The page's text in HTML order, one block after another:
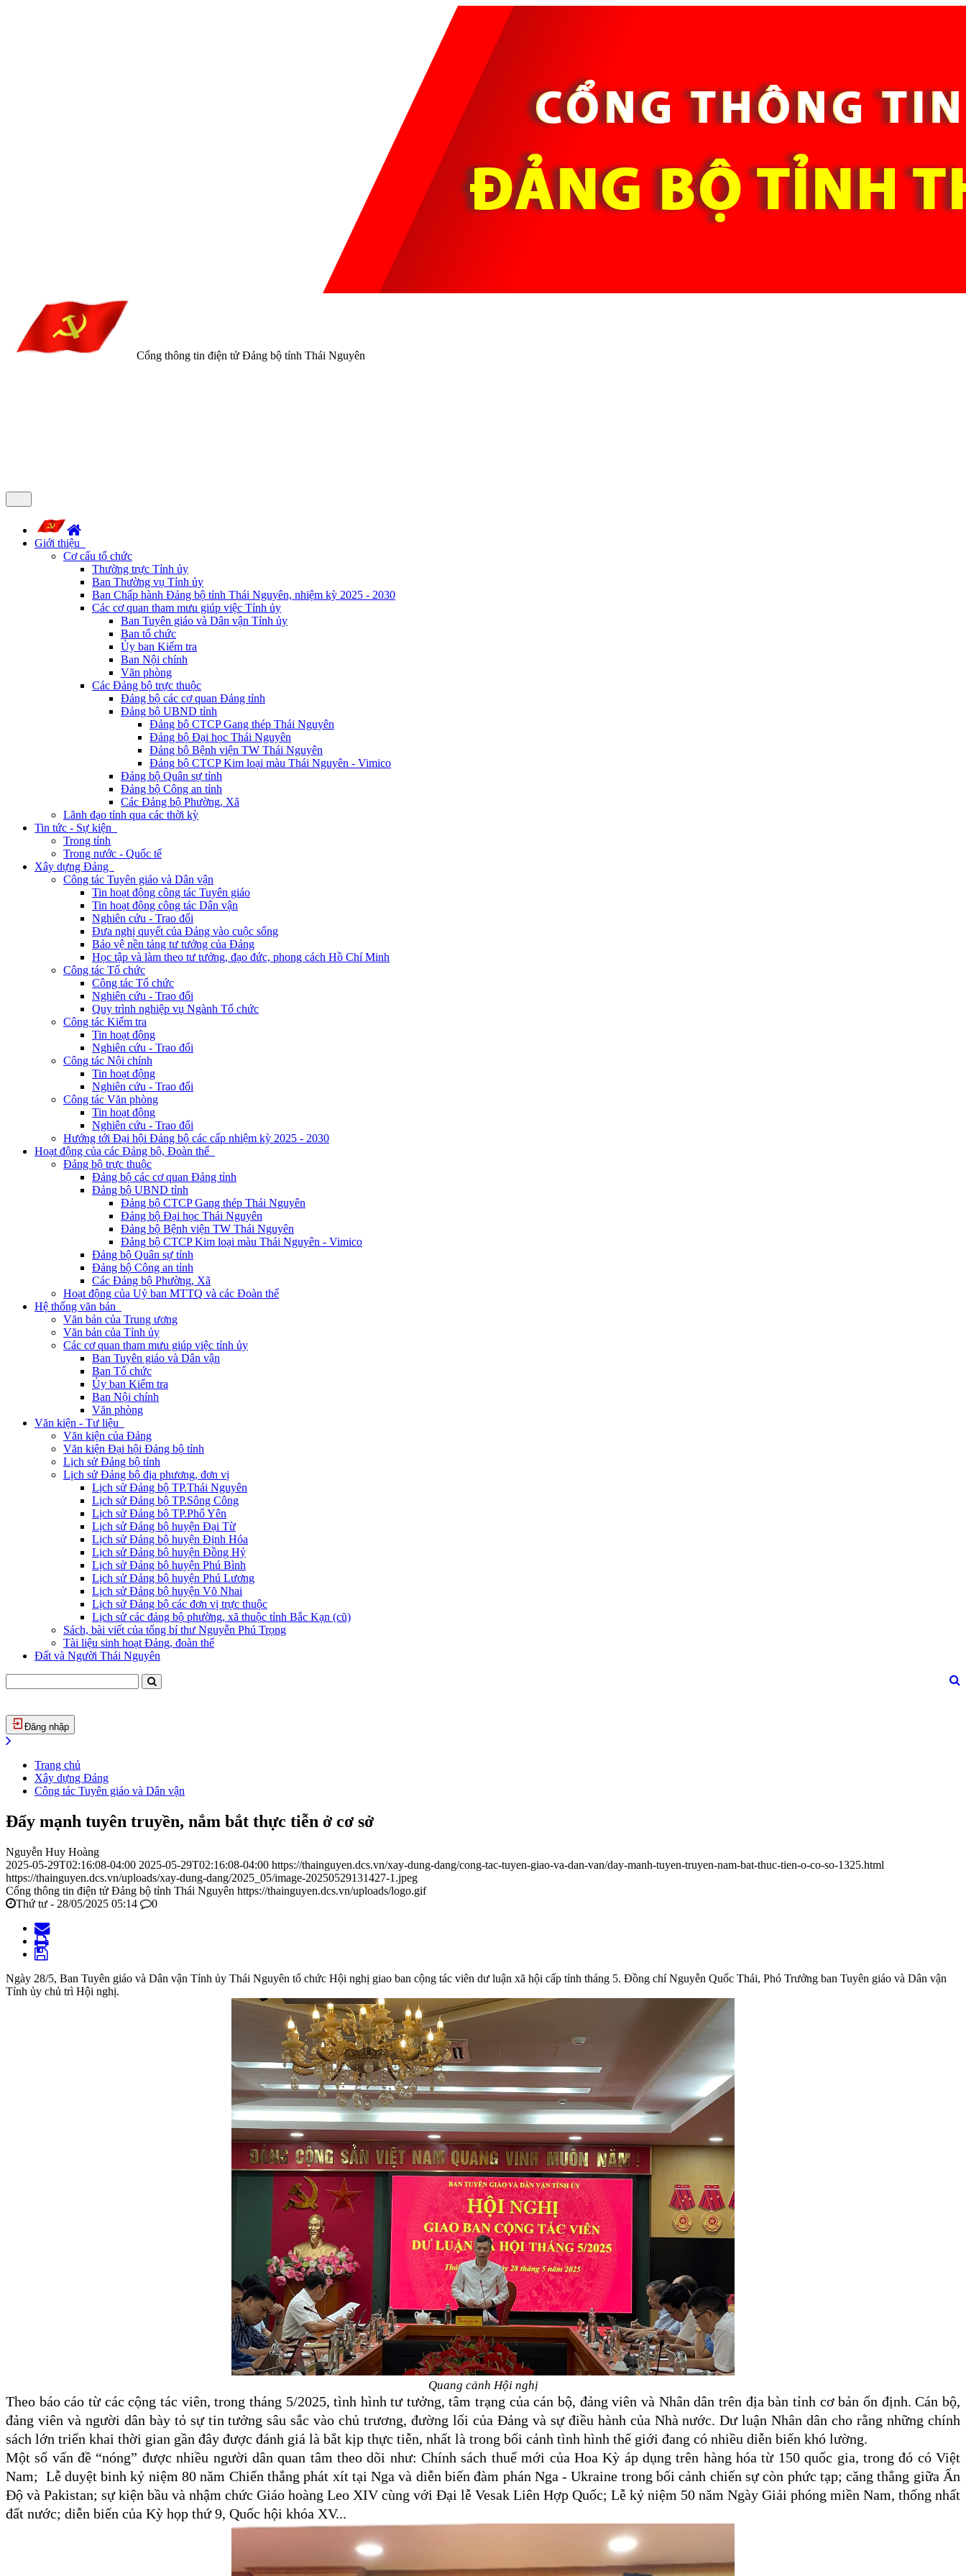
Cổng thông tin điện tử Đảng bộ tỉnh Thái Nguyên
Giới thiệu
Cơ cấu tổ chức
Thường trực Tỉnh ủy
Ban Thường vụ Tỉnh ủy
Ban Chấp hành Đảng bộ tỉnh Thái Nguyên, nhiệm kỳ 2025 - 2030
Các cơ quan tham mưu giúp việc Tỉnh ủy
Ban Tuyên giáo và Dân vận Tỉnh ủy
Ban tổ chức
Ủy ban Kiểm tra
Ban Nội chính
Văn phòng
Các Đảng bộ trực thuộc
Đảng bộ các cơ quan Đảng tỉnh
Đảng bộ UBND tỉnh
Đảng bộ CTCP Gang thép Thái Nguyên
Đảng bộ Đại học Thái Nguyên
Đảng bộ Bệnh viện TW Thái Nguyên
Đảng bộ CTCP Kim loại màu Thái Nguyên - Vimico
Đảng bộ Quân sự tỉnh
Đảng bộ Công an tỉnh
Các Đảng bộ Phường, Xã
Lãnh đạo tỉnh qua các thời kỳ
Tin tức - Sự kiện
Trong tỉnh
Trong nước - Quốc tế
Xây dựng Đảng
Công tác Tuyên giáo và Dân vận
Tin hoạt động công tác Tuyên giáo
Tin hoạt động công tác Dân vận
Nghiên cứu - Trao đổi
Đưa nghị quyết của Đảng vào cuộc sống
Bảo vệ nền tảng tư tưởng của Đảng
Học tập và làm theo tư tưởng, đạo đức, phong cách Hồ Chí Minh
Công tác Tổ chức
Công tác Tổ chức
Nghiên cứu - Trao đổi
Quy trình nghiệp vụ Ngành Tổ chức
Công tác Kiểm tra
Tin hoạt động
Nghiên cứu - Trao đổi
Công tác Nội chính
Tin hoạt động
Nghiên cứu - Trao đổi
Công tác Văn phòng
Tin hoạt động
Nghiên cứu - Trao đổi
Hướng tới Đại hội Đảng bộ các cấp nhiệm kỳ 2025 - 2030
Hoạt động của các Đảng bộ, Đoàn thể
Đảng bộ trực thuộc
Đảng bộ các cơ quan Đảng tỉnh
Đảng bộ UBND tỉnh
Đảng bộ CTCP Gang thép Thái Nguyên
Đảng bộ Đại học Thái Nguyên
Đảng bộ Bệnh viện TW Thái Nguyên
Đảng bộ CTCP Kim loại màu Thái Nguyên - Vimico
Đảng bộ Quân sự tỉnh
Đảng bộ Công an tỉnh
Các Đảng bộ Phường, Xã
Hoạt động của Uỷ ban MTTQ và các Đoàn thể
Hệ thống văn bản
Văn bản của Trung ương
Văn bản của Tỉnh ủy
Các cơ quan tham mưu giúp việc tỉnh ủy
Ban Tuyên giáo và Dân vận
Ban Tổ chức
Ủy ban Kiểm tra
Ban Nội chính
Văn phòng
Văn kiện - Tư liệu
Văn kiện của Đảng
Văn kiện Đại hội Đảng bộ tỉnh
Lịch sử Đảng bộ tỉnh
Lịch sử Đảng bộ địa phương, đơn vị
Lịch sử Đảng bộ TP.Thái Nguyên
Lịch sử Đảng bộ TP.Sông Công
Lịch sử Đảng bộ TP.Phổ Yên
Lịch sử Đảng bộ huyện Đại Từ
Lịch sử Đảng bộ huyện Định Hóa
Lịch sử Đảng bộ huyện Đồng Hỷ
Lịch sử Đảng bộ huyện Phú Bình
Lịch sử Đảng bộ huyện Phú Lương
Lịch sử Đảng bộ huyện Võ Nhai
Lịch sử Đảng bộ các đơn vị trực thuộc
Lịch sử các đảng bộ phường, xã thuộc tỉnh Bắc Kạn (cũ)
Sách, bài viết của tổng bí thư Nguyễn Phú Trọng
Tài liệu sinh hoạt Đảng, đoàn thể
Đất và Người Thái Nguyên
Đăng nhập
Trang chủ
Xây dựng Đảng
Công tác Tuyên giáo và Dân vận
Đẩy mạnh tuyên truyền, nắm bắt thực tiễn ở cơ sở
Nguyễn Huy Hoàng
2025-05-29T02:16:08-04:00 2025-05-29T02:16:08-04:00 https://thainguyen.dcs.vn/xay-dung-dang/cong-tac-tuyen-giao-va-dan-van/day-manh-tuyen-truyen-nam-bat-thuc-tien-o-co-so-1325.html
https://thainguyen.dcs.vn/uploads/xay-dung-dang/2025_05/image-20250529131427-1.jpeg
Cổng thông tin điện tử Đảng bộ tỉnh Thái Nguyên https://thainguyen.dcs.vn/uploads/logo.gif
Thứ tư - 28/05/2025 05:14
0
Ngày 28/5, Ban Tuyên giáo và Dân vận Tỉnh ủy Thái Nguyên tổ chức Hội nghị giao ban cộng tác viên dư luận xã hội cấp tỉnh tháng 5. Đồng chí Nguyễn Quốc Thái, Phó Trưởng ban Tuyên giáo và Dân vận
Tỉnh ủy chủ trì Hội nghị.
Quang cảnh Hội nghị
Theo báo cáo từ các cộng tác viên,trongtháng 5/2025, tình hình tư tưởng, tâm trạng của cán bộ, đảng viên và Nhân dân trên địa bàn tỉnh cơ bản ổn định.Cán bộ,
đảng viên và người dân bày tỏ sự tin tưởng sâu sắc vào chủ trương, đường lối của Đảng và sự điều hành của Nhà nước.Dư luận Nhân dân cho rằng những chính
sách lớn triển khai thời gian gần đây được đánh giá là bắt kịp thực tiễn, nhất là trong bối cảnh tình hình thế giới đang có nhiều diễn biến khó lường.
Một số vấn đề “nóng” đượcnhiều người dân quan tâm theo dõi như: Chính sách thuế mới của Hoa Kỳ áp dụng trên hàng hóa từ 150 quốc gia, trong đó có Việt
Nam; Lễ duyệt binh kỷ niệm 80 năm Chiến thắng phát xít tại Nga và diễn biến đàm phán Nga- Ukraine trong bối cảnh chiến sự còn phức tạp; căng thẳng giữa Ấn
Độ và Pakistan; sự kiện bầu và nhậm chức Giáo hoàng Leo XIV cùng với Đại lễ Vesak Liên Hợp Quốc; Lễ kỷ niệm 50 năm Ngày Giải phóng miền Nam, thống nhất
đất nước; diễn biến của Kỳ họp thứ 9, Quốc hội khóa XV...